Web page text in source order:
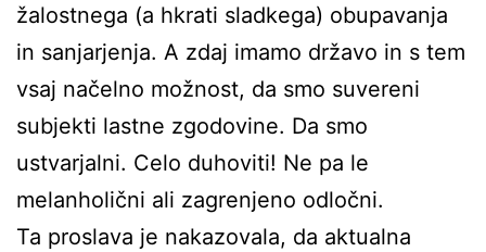
žalostnega (a hkrati sladkega) obupavanja
in sanjarjenja. A zdaj imamo državo in s tem
vsaj načelno možnost, da smo suvereni
subjekti lastne zgodovine. Da smo
ustvarjalni. Celo duhoviti! Ne pa le
melanholični ali zagrenjeno odločni.
Ta proslava je nakazovala, da aktualna